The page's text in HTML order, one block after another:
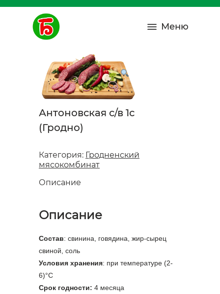
Меню
Антоновская с/в 1с
(Гродно)
Категория: Гродненский
мясокомбинат
Описание
Описание
Состав: свинина, говядина, жир-сырец
свиной, соль
Условия хранения: при температуре (2-
6)°С
Срок годности: 4 месяца